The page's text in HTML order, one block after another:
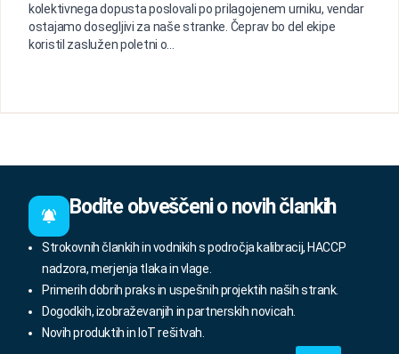
kolektivnega dopusta poslovali po prilagojenem urniku, vendar
ostajamo dosegljivi za naše stranke. Čeprav bo del ekipe
koristil zaslužen poletni o...
Bodite obveščeni o novih člankih
Strokovnih člankih in vodnikih s področja kalibracij, HACCP
nadzora, merjenja tlaka in vlage.
Primerih dobrih praks in uspešnih projektih naših strank.
Dogodkih, izobraževanjih in partnerskih novicah.
Novih produktih in IoT rešitvah.